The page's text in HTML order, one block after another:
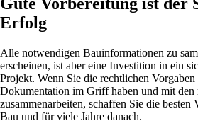
Erfolg
Alle notwendigen Bauinformationen zu
erscheinen, ist aber eine Investition in ein
Projekt. Wenn Sie die rechtlichen Vorgaben
Dokumentation im Griff haben und mit den
zusammenarbeiten, schaffen Sie die besten
Bau und für viele Jahre danach.